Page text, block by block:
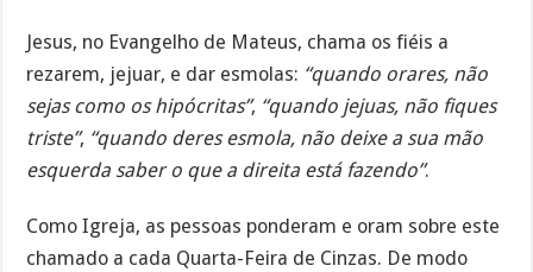
Jesus, no Evangelho de Mateus, chama os fiéis a
rezarem, jejuar, e dar esmolas: “quando orares, não
sejas como os hipócritas”, “quando jejuas, não fiques
triste”, “quando deres esmola, não deixe a sua mão
esquerda saber o que a direita está fazendo”.
Como Igreja, as pessoas ponderam e oram sobre este
chamado a cada Quarta-Feira de Cinzas. De modo